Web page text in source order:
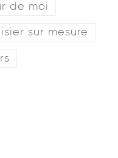
de moi
sur mesure